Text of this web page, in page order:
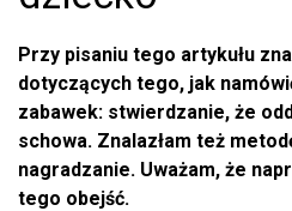
Przy pisaniu tego artykułu
dotyczących tego, jak
zabawek: stwierdzanie, że
schowa. Znalazłam też
nagradzanie. Uważam, że
tego obejść.